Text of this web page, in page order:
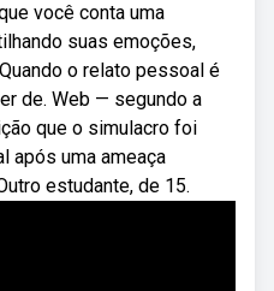
você conta uma
suas emoções,
o relato pessoal é
de. Web — segundo a
que o simulacro foi
após uma ameaça
estudante, de 15.